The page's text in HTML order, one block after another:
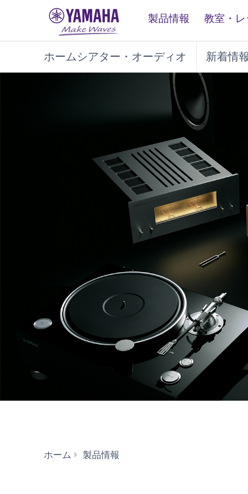
製品情報 教室・レ
ホームシアター・オーディオ 新着情報
ホーム 製品情報